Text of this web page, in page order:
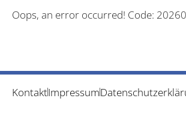
Oops, an error occurred! Code:
KontaktImpressum